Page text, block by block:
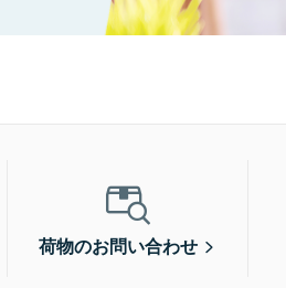
荷物のお問い合わせ